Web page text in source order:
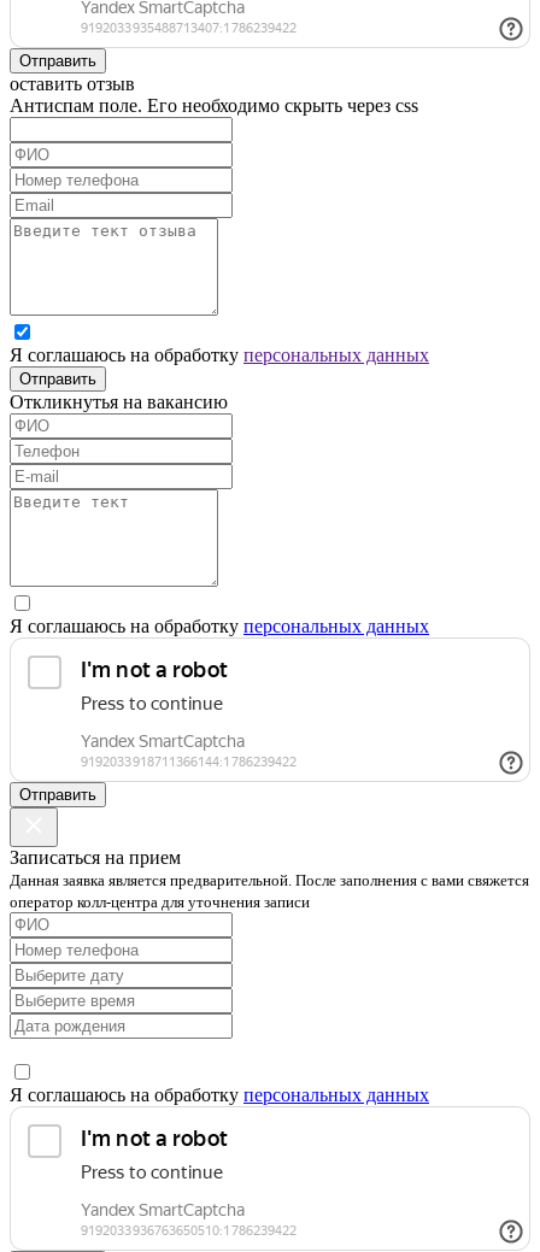
Отправить
оставить отзыв
Антиспам поле. Его необходимо скрыть через css
Я соглашаюсь на обработку персональных данных
Отправить
Откликнутья на вакансию
Я соглашаюсь на обработку персональных данных
Отправить
Записаться на прием
Данная заявка является предварительной. После заполнения с вами свяжется
оператор колл-центра для уточнения записи
Я соглашаюсь на обработку персональных данных